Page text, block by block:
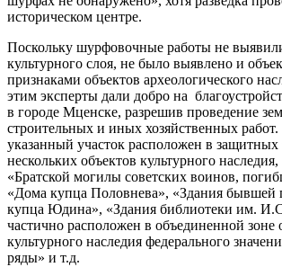
историческом центре.
Поскольку шурфовочные работы не
культурного слоя, не было выявлено и
признаками объектов археологического
этим эксперты дали добро на
в городе Мценске, разрешив проведение
строительных и иных хозяйственных работ.
указанный участок расположен в защитных
нескольких объектов культурного
«Братской могилы советских воинов,
«Дома купца Половнева», «Здания бывшей
купца Юдина», «Здания библиотеки им.
частично расположен в объединенной зоне
культурного наследия федерального
ряды» и т.д.